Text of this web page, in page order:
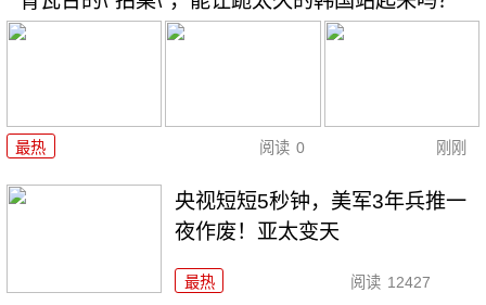
最热 阅读 0 刚刚
央视短短5秒钟，美军3年兵推一
夜作废！亚太变天
最热 阅读 12427